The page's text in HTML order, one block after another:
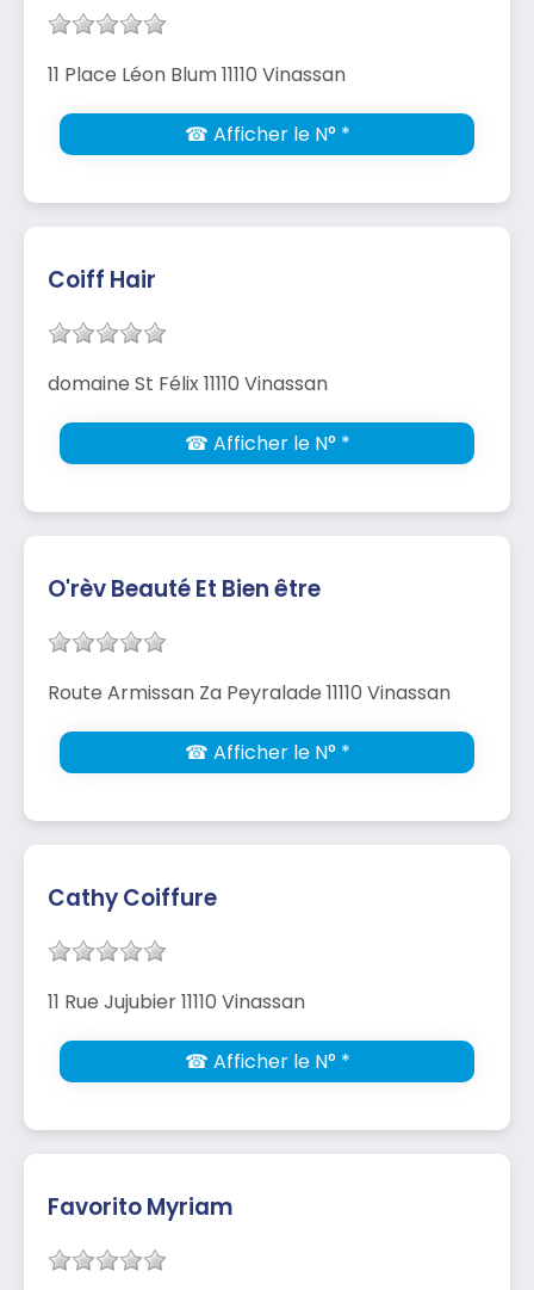
11 Place Léon Blum 11110 Vinassan
☎ Afficher le N° *
Coiff Hair
domaine St Félix 11110 Vinassan
☎ Afficher le N° *
O'rèv Beauté Et Bien être
Route Armissan Za Peyralade 11110 Vinassan
☎ Afficher le N° *
Cathy Coiffure
11 Rue Jujubier 11110 Vinassan
☎ Afficher le N° *
Favorito Myriam